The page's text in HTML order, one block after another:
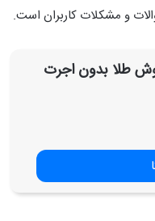
و مشکلات کاربران است.
طلا بدون اجرت